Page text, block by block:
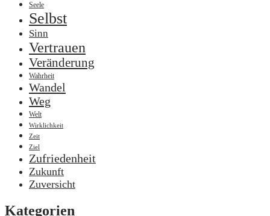
Seele
Selbst
Sinn
Vertrauen
Veränderung
Wahrheit
Wandel
Weg
Welt
Wirklichkeit
Zeit
Ziel
Zufriedenheit
Zukunft
Zuversicht
Kategorien